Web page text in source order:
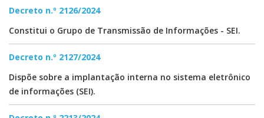
Decreto n.º 2126/2024
Constitui o Grupo de Transmissão de Informações - SEI.
Decreto n.º 2127/2024
Dispõe sobre a implantação interna no sistema eletrônico
de informações (SEI).